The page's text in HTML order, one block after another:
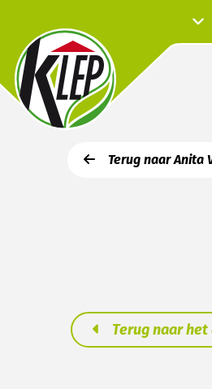
Terug naar Anita
Terug naar